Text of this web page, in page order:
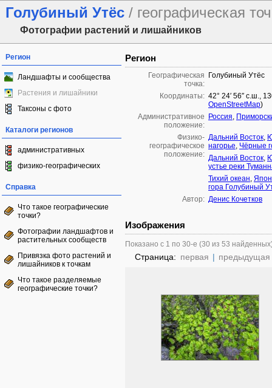
Голубиный Утёс / географическая
Фотографии растений и лишайников
Регион
Ландшафты и сообщества
Растения и лишайники
Таксоны с фото
Каталоги регионов
административных
физико-географических
Справка
Что такое географические
точки?
Фотографии ландшафтов и
растительных сообществ
Привязка фото растений и
лишайников к точкам
Что такое разделяемые
географические точки?
Регион
Географическая
точка:
Голубиный Утёс
Координаты: 42° 24′ 56″ с.ш.,
OpenStreetMap)
Административное
положение:
Россия,
Физико-
географическое
положение:
Дальний Восток,
нагорье, Чёрные
Дальний Восток,
устье реки
Тихий океан,
гора Голубиный
Автор: Денис Кочетков
Изображения
Показано с 1 по 30-е (30 из 53
Страница: первая | предыдущая